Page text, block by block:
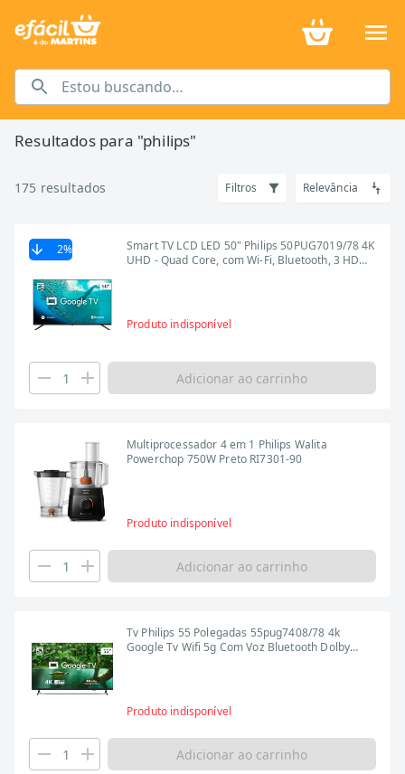
Resultados para "philips"
175 resultados Filtros Relevância
2%
Smart TV LCD LED 50" Philips 50PUG7019/78 4K
UHD - Quad Core, com Wi-Fi, Bluetooth, 3 HDMI,
Produto indisponível
Adicionar ao carrinho
Multiprocessador 4 em 1 Philips Walita
Powerchop 750W Preto RI7301-90
Produto indisponível
Adicionar ao carrinho
Tv Philips 55 Polegadas 55pug7408/78 4k
Google Tv Wifi 5g Com Voz Bluetooth Dolby
Produto indisponível
Adicionar ao carrinho